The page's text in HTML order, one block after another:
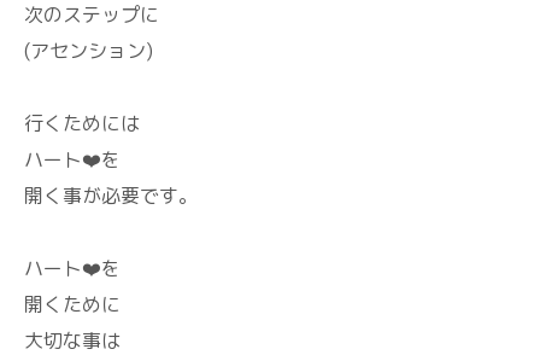
次のステップに
(アセンション)
行くためには
ハート❤️を
開く事が必要です。
ハート❤️を
開くために
大切な事は